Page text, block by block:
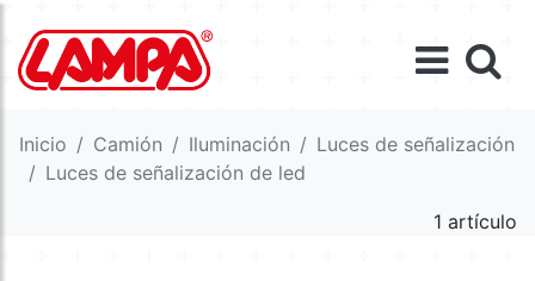
Inicio Camión Iluminación
Luces de señalización
Luces de señalización de led
1 artículo